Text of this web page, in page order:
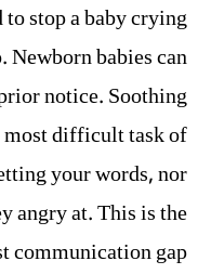
stop a baby crying
Newborn babies can
notice. Soothing
most difficult task of
your words, nor
angry at. This is the
communication gap.